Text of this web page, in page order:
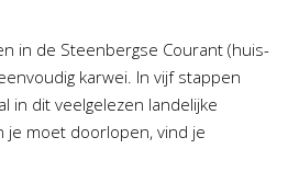
in de Steenbergse Courant (huis-
karwei. In vijf stappen
in dit veelgelezen landelijke
je moet doorlopen, vind je